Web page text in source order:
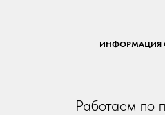
ИНФОРМАЦИЯ
Работаем по